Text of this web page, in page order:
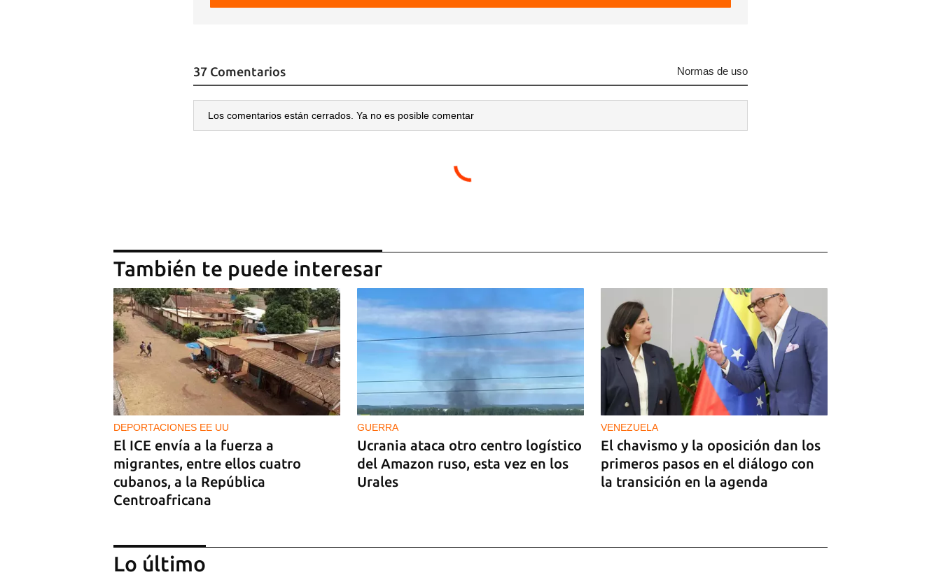
37 Comentarios Normas de uso
Los comentarios están cerrados. Ya no es posible comentar
También te puede interesar
DEPORTACIONES EE UU
El ICE envía a la fuerza a
migrantes, entre ellos cuatro
cubanos, a la República
Centroafricana
GUERRA
Ucrania ataca otro centro logístico
del Amazon ruso, esta vez en los
Urales
VENEZUELA
El chavismo y la oposición dan los
primeros pasos en el diálogo con
la transición en la agenda
Lo último